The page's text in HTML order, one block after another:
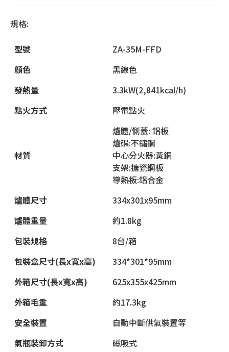
規格:
型號
ZA-35M-FFD
顏色
黑線色
發熱量
3.3kW(2,841kcal/h)
點火方式
壓電點火
材質
爐體/側蓋: 鋁板
爐碟:不鏽鋼
中心分火器:黃銅
支架:搪瓷鋼板
導熱板:鋁合金
爐體尺寸
334x301x95mm
爐體重量
約1.8kg
包裝規格
8台/箱
包裝盒尺寸(長x寬x高)
334*301*95mm
外箱尺寸(長x寬x高)
625x355x425mm
外箱毛重
約17.3kg
安全裝置
自動中斷供氣裝置等
氣瓶裝卸方式
磁吸式